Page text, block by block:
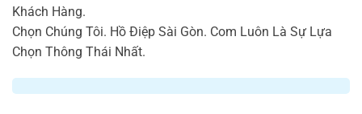
Khách Hàng.
Chọn Chúng Tôi. Hồ Điệp Sài Gòn. Com Luôn Là Sự Lựa
Chọn Thông Thái Nhất.